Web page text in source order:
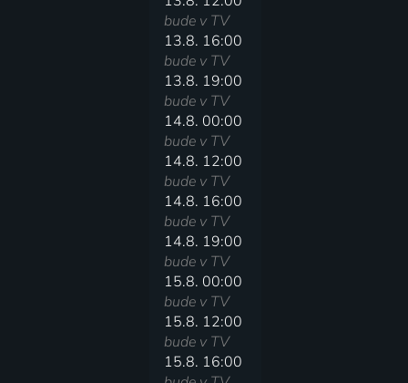
bude v TV
13.8. 16:00
bude v TV
13.8. 19:00
bude v TV
14.8. 00:00
bude v TV
14.8. 12:00
bude v TV
14.8. 16:00
bude v TV
14.8. 19:00
bude v TV
15.8. 00:00
bude v TV
15.8. 12:00
bude v TV
15.8. 16:00